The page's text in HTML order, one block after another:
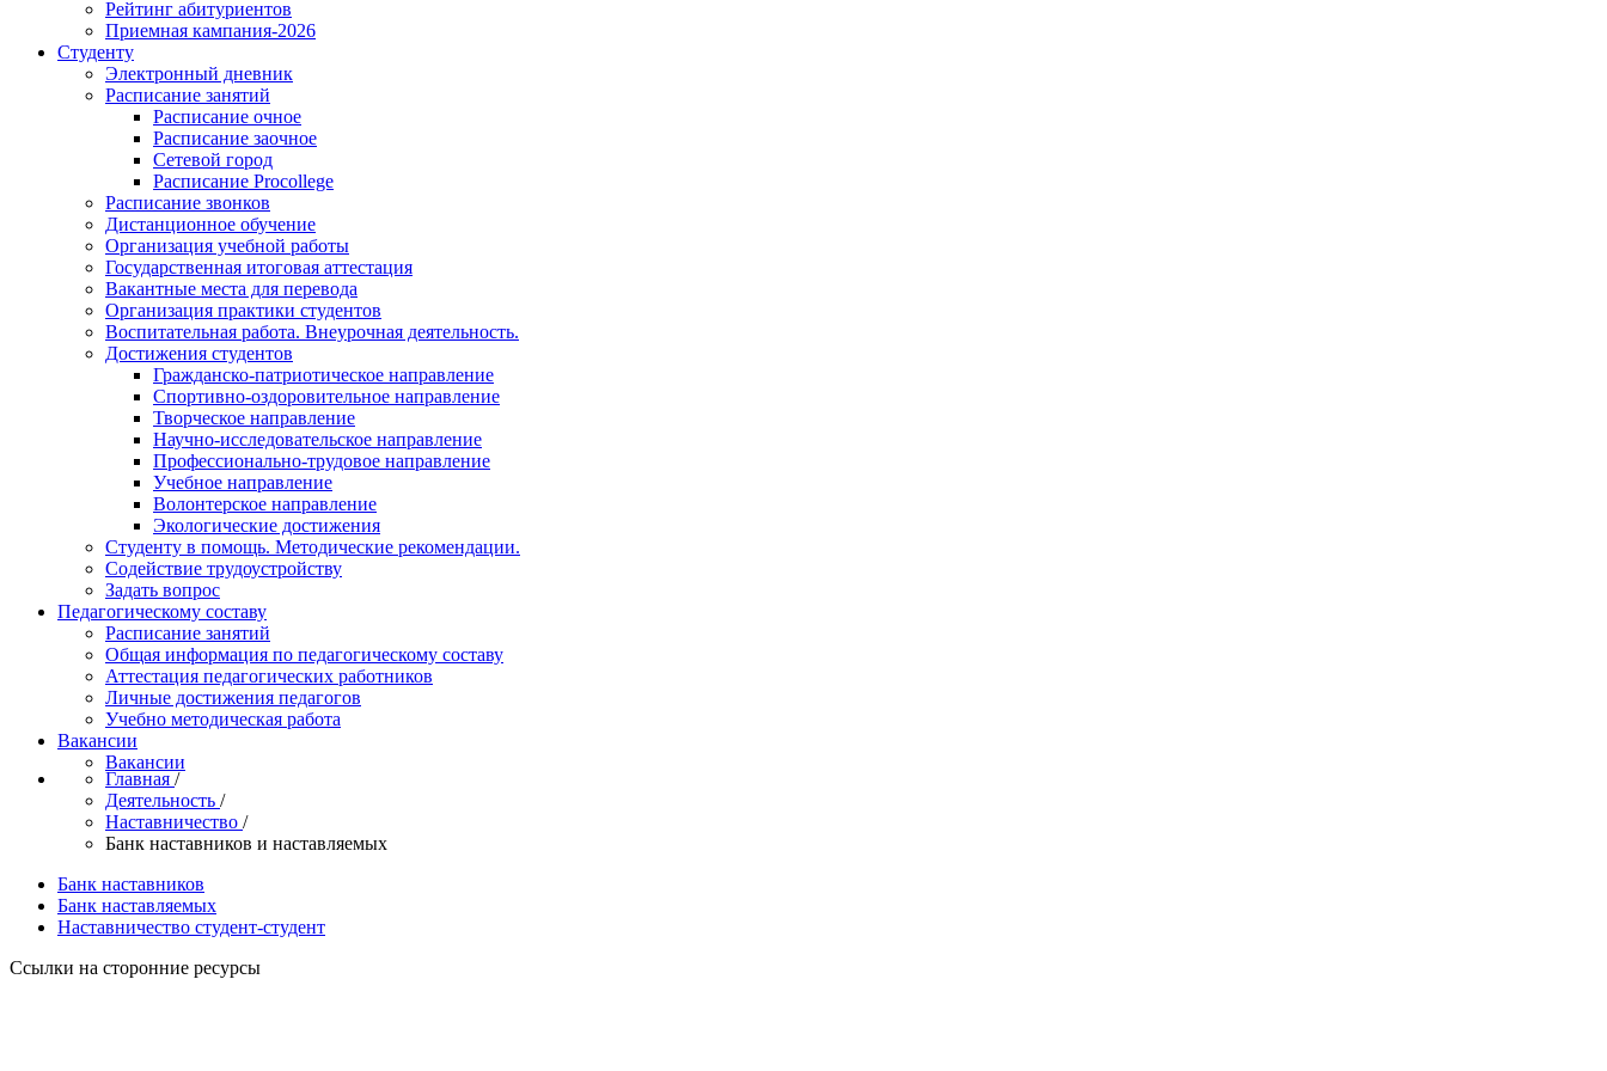
Рейтинг абитуриентов
Приемная кампания-2026
Студенту
Электронный дневник
Расписание занятий
Расписание очное
Расписание заочное
Сетевой город
Расписание Procollege
Расписание звонков
Дистанционное обучение
Организация учебной работы
Государственная итоговая аттестация
Вакантные места для перевода
Организация практики студентов
Воспитательная работа. Внеурочная деятельность.
Достижения студентов
Гражданско-патриотическое направление
Спортивно-оздоровительное направление
Творческое направление
Научно-исследовательское направление
Профессионально-трудовое направление
Учебное направление
Волонтерское направление
Экологические достижения
Студенту в помощь. Методические рекомендации.
Содействие трудоустройству
Задать вопрос
Педагогическому составу
Расписание занятий
Общая информация по педагогическому составу
Аттестация педагогических работников
Личные достижения педагогов
Учебно методическая работа
Вакансии
Вакансии
Главная /
Деятельность /
Наставничество /
Банк наставников и наставляемых
Банк наставников
Банк наставляемых
Наставничество студент-студент
Ссылки на сторонние ресурсы